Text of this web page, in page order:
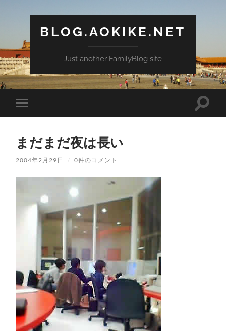
BLOG.AOKIKE.NET
Just another FamilyBlog site
モ
バ
ル
メ
ニ
ュ
を
え
検
まだまだ夜は長い
2004年2月29日 / 0件のコメント